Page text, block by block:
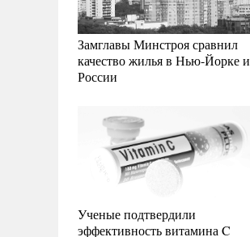
Замглавы Минстроя сравнил
качество жилья в Нью-Йорке и
России
Ученые подтвердили
эффективность витамина C